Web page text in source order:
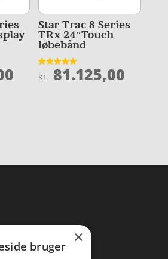
Star Trac 8 Series
TRx 24″Touch
løbebånd
Vurderet
4.9
kr. 81.125,00
×
bruger